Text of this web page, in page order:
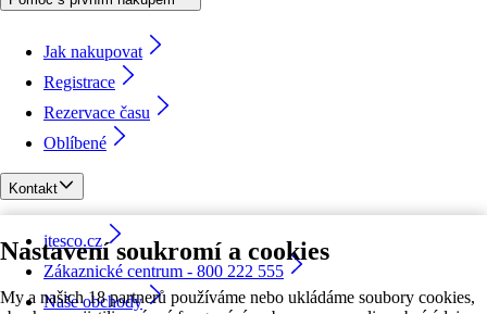
Nastavení soukromí a cookies
My a našich 18 partnerů používáme nebo ukládáme soubory cookies,
Jak nakupovat
Registrace
Rezervace času
Oblíbené
Kontakt
itesco.cz
Zákaznické centrum - 800 222 555
Naše obchody